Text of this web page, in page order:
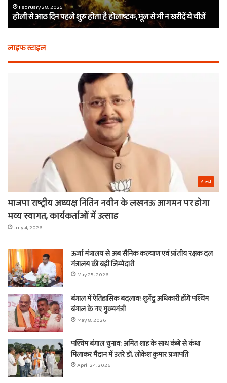
होलाष्टक,
भूल
से
न
खरीदें
February 28, 2025
होली से आठ दिन पहले शुरू होता है होलाष्टक, भूल से भी न खरीदें ये चीजें
लाइफ स्टाइल
राज्य
भाजपा राष्ट्रीय अध्यक्ष नितिन नवीन के लखनऊ आगमन पर होगा
भव्य स्वागत, कार्यकर्ताओं में उत्साह
July 4, 2026
ऊर्जा मंत्रालय से अब सैनिक कल्याण एवं प्रांतीय रक्षक दल
मंत्रालय की बड़ी जिम्मेदारी
May 25, 2026
बंगाल में ऐतिहासिक बदलाव! शुभेंदु अधिकारी होंगे पश्चिम
बंगाल के नए मुख्यमंत्री
May 8, 2026
पश्चिम बंगाल चुनाव: अमित शाह के साथ कंधे से कंधा
मिलाकर मैदान में उतरे डॉ. लोकेश कुमार प्रजापति
April 24, 2026